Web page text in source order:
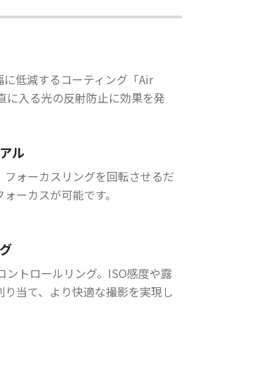
低減するコーティング「Air
入る光の反射防止に効果を発
ル
ォーカスリングを回転させるだ
ーカスが可能です。
ントロールリング。ISO感度や露
当て、より快適な撮影を実現し